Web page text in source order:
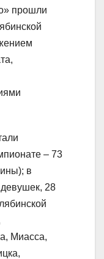
прошли
– 73
в
28
Миасса,